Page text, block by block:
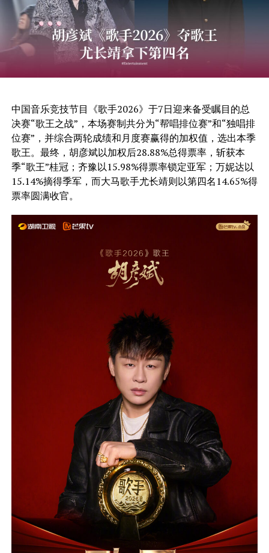
中国音乐竞技节目《歌手2026》于7日迎来备受瞩目的总
决赛“歌王之战”，本场赛制共分为“帮唱排位赛”和“独唱排
位赛”，并综合两轮成绩和月度赛赢得的加权值，选出本季
歌王。最终，胡彦斌以加权后28.88%总得票率，斩获本
季“歌王”桂冠；齐豫以15.98%得票率锁定亚军；万妮达以
15.14%摘得季军，而大马歌手尤长靖则以第四名14.65%得
票率圆满收官。